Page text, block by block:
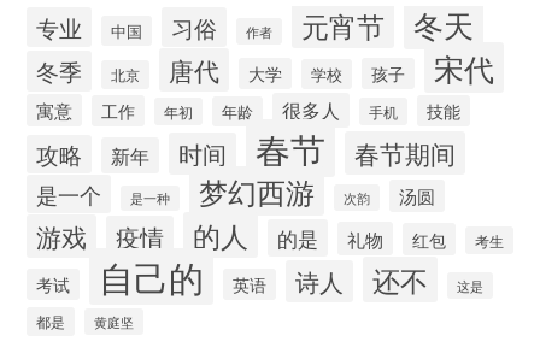
专业 中国 习俗 作者 元宵节 冬天
冬季 北京 唐代 大学 学校 孩子 宋代
寓意 工作 年初 年龄 很多人 手机 技能
攻略 新年 时间 春节 春节期间
是一个 是一种 梦幻西游 次韵 汤圆
游戏 疫情 的人 的是 礼物 红包 考生
考试 自己的 英语 诗人 还不 这是
都是 黄庭坚